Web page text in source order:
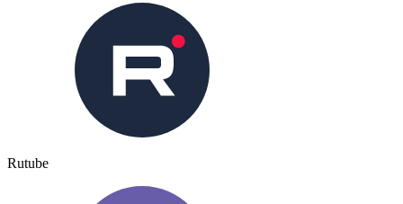
Rutube